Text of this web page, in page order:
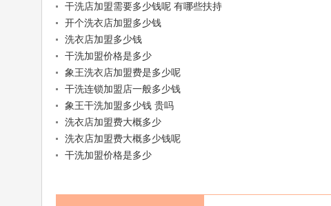
干洗店加盟需要多少钱呢 有哪些扶持
开个洗衣店加盟多少钱
洗衣店加盟多少钱
干洗加盟价格是多少
象王洗衣店加盟费是多少呢
干洗连锁加盟店一般多少钱
象王干洗加盟多少钱 贵吗
洗衣店加盟费大概多少
洗衣店加盟费大概多少钱呢
干洗加盟价格是多少